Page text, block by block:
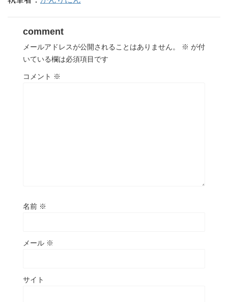
comment
メールアドレスが公開されることはありません。 ※ が付
いている欄は必須項目です
コメント ※
名前 ※
メール ※
サイト